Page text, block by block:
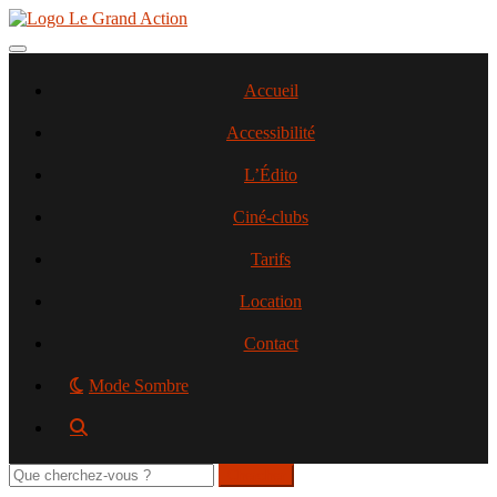
Aller
contenu
Toggle navigation
Accueil
Accessibilité
L’Édito
Ciné-clubs
Tarifs
Location
Contact
Mode Sombre
Rechercher
sur